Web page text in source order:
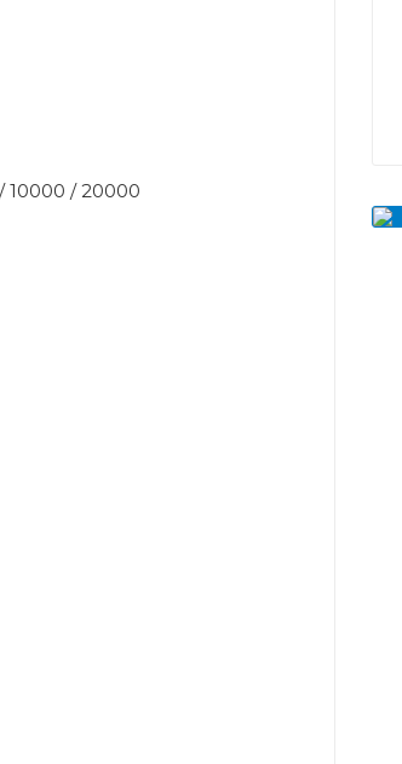
10000 / 20000